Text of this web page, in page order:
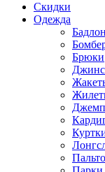
Скидки
Одежда
Брюки
Пальто